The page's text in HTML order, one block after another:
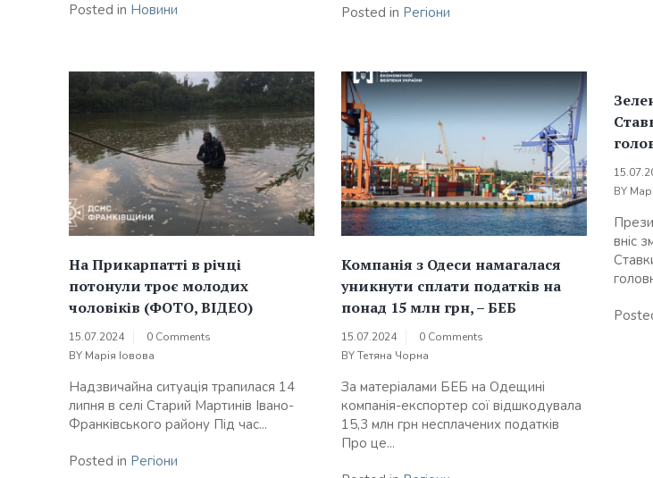
Posted in Новини Posted in Регіони
На Прикарпатті в річці
потонули троє молодих
чоловіків (ФОТО, ВІДЕО)
15.07.2024
0 Comments
BY Марія Іовова
Надзвичайна ситуація трапилася 14
липня в селі Старий Мартинів Івано-
Франківського району Під час...
Posted in Регіони
Компанія з Одеси намагалася
уникнути сплати податків на
понад 15 млн грн, – БЕБ
15.07.2024
0 Comments
BYТетяна Чорна
За матеріалами БЕБ на Одещині
компанія-експортер сої відшкодувала
15,3 млн грн несплачених податків
Про це...
BY
вніс